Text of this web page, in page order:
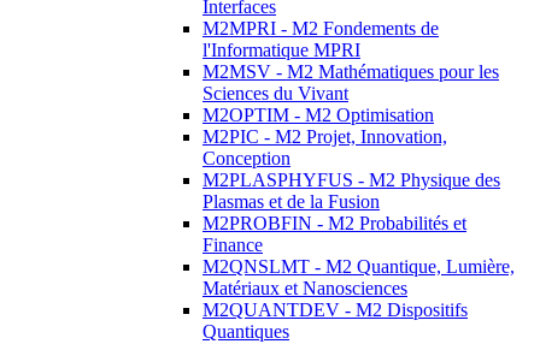
Interfaces
M2MPRI - M2 Fondements de
l'Informatique MPRI
M2MSV - M2 Mathématiques pour les
Sciences du Vivant
M2OPTIM - M2 Optimisation
M2PIC - M2 Projet, Innovation,
Conception
M2PLASPHYFUS - M2 Physique des
Plasmas et de la Fusion
M2PROBFIN - M2 Probabilités et
Finance
M2QNSLMT - M2 Quantique, Lumière,
Matériaux et Nanosciences
M2QUANTDEV - M2 Dispositifs
Quantiques